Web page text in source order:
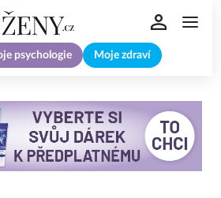
psychologie Moje zdraví